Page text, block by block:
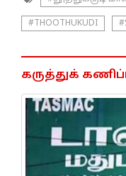
#THOOTHUKUDI
கருத்துக்